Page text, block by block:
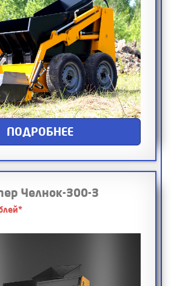
ПОДРОБНЕЕ
Челнок-300-3